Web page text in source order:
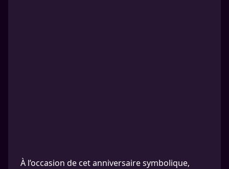
À l’occasion de cet anniversaire symbolique,